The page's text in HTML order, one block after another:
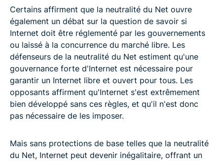
Certains affirment que la neutralité du Net ouvre
également un débat sur la question de savoir si
Internet doit être réglementé par les gouvernements
ou laissé à la concurrence du marché libre. Les
défenseurs de la neutralité du Net estiment qu'une
gouvernance forte d'Internet est nécessaire pour
garantir un Internet libre et ouvert pour tous. Les
opposants affirment qu'Internet s'est extrêmement
bien développé sans ces règles, et qu'il n'est donc
pas nécessaire de les imposer.
Mais sans protections de base telles que la neutralité
du Net, Internet peut devenir inégalitaire, offrant un